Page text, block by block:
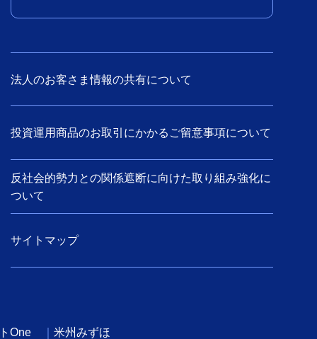
法人のお客さま情報の共有について
投資運用商品のお取引にかかるご留意事項について
反社会的勢力との関係遮断に向けた取り組み強化に
ついて
サイトマップ
One 米州みずほ